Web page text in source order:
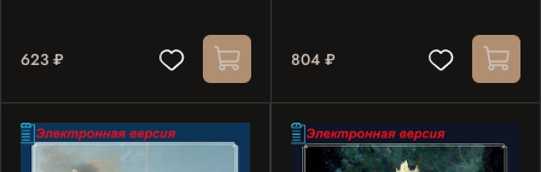
623 ₽ 804 ₽